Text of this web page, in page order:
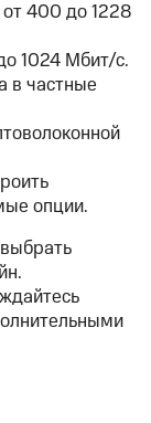
400 до 1228
1024 Мбит/с.
в частные
опции.